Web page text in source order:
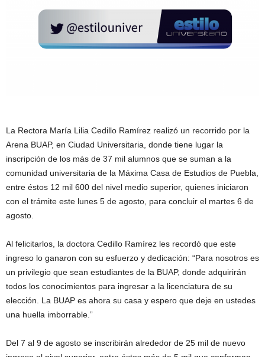
La Rectora María Lilia Cedillo Ramírez realizó un recorrido por la
Arena BUAP, en Ciudad Universitaria, donde tiene lugar la
inscripción de los más de 37 mil alumnos que se suman a la
comunidad universitaria de la Máxima Casa de Estudios de Puebla,
entre éstos 12 mil 600 del nivel medio superior, quienes iniciaron
con el trámite este lunes 5 de agosto, para concluir el martes 6 de
agosto.
Al felicitarlos, la doctora Cedillo Ramírez les recordó que este
ingreso lo ganaron con su esfuerzo y dedicación: “Para nosotros es
un privilegio que sean estudiantes de la BUAP, donde adquirirán
todos los conocimientos para ingresar a la licenciatura de su
elección. La BUAP es ahora su casa y espero que deje en ustedes
una huella imborrable.”
Del 7 al 9 de agosto se inscribirán alrededor de 25 mil de nuevo